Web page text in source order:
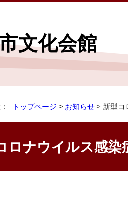
文化会館
トップページ > お知らせ > 新型コ
ロナウイルス感染